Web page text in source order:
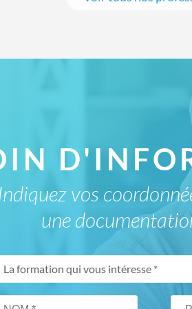
vos
une
La formation qui vous intéresse *